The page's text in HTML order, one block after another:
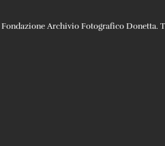
Archivio Fotografico Donetta.